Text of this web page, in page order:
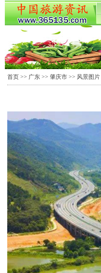
首页 >> 广东 >> 肇庆市 >> 风景图片